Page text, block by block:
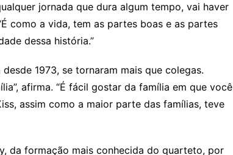
jornada que dura algum tempo, vai haver
como a vida, tem as partes boas e as partes
dessa história.”
1973, se tornaram mais que colegas.
afirma. “É fácil gostar da família em que você
assim como a maior parte das famílias, teve
da formação mais conhecida do quarteto, por